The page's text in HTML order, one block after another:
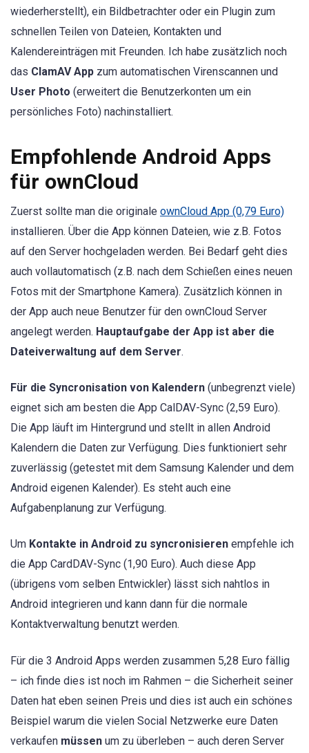
wiederherstellt), ein Bildbetrachter oder ein Plugin zum
schnellen Teilen von Dateien, Kontakten und
Kalendereinträgen mit Freunden. Ich habe zusätzlich noch
das ClamAV App zum automatischen Virenscannen und
User Photo (erweitert die Benutzerkonten um ein
persönliches Foto) nachinstalliert.
Empfohlende Android Apps
für ownCloud
Zuerst sollte man die originale ownCloud App (0,79 Euro)
installieren. Über die App können Dateien, wie z.B. Fotos
auf den Server hochgeladen werden. Bei Bedarf geht dies
auch vollautomatisch (z.B. nach dem Schießen eines neuen
Fotos mit der Smartphone Kamera). Zusätzlich können in
der App auch neue Benutzer für den ownCloud Server
angelegt werden. Hauptaufgabe der App ist aber die
Dateiverwaltung auf dem Server.
Für die Syncronisation von Kalendern (unbegrenzt viele)
eignet sich am besten die App CalDAV-Sync (2,59 Euro).
Die App läuft im Hintergrund und stellt in allen Android
Kalendern die Daten zur Verfügung. Dies funktioniert sehr
zuverlässig (getestet mit dem Samsung Kalender und dem
Android eigenen Kalender). Es steht auch eine
Aufgabenplanung zur Verfügung.
Um Kontakte in Android zu syncronisieren empfehle ich
die App CardDAV-Sync (1,90 Euro). Auch diese App
(übrigens vom selben Entwickler) lässt sich nahtlos in
Android integrieren und kann dann für die normale
Kontaktverwaltung benutzt werden.
Für die 3 Android Apps werden zusammen 5,28 Euro fällig
– ich finde dies ist noch im Rahmen – die Sicherheit seiner
Daten hat eben seinen Preis und dies ist auch ein schönes
Beispiel warum die vielen Social Netzwerke eure Daten
verkaufen müssen um zu überleben – auch deren Server